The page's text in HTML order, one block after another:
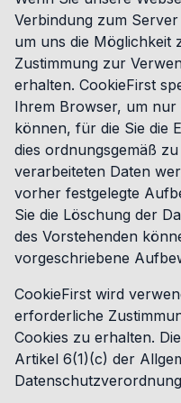
Verbindung zum
um uns die Möglichkeit
Zustimmung zur
erhalten. CookieFirst
Ihrem Browser, um nur
können, für die Sie die
dies ordnungsgemäß
verarbeiteten Daten
vorher festgelegte
Sie die Löschung der
des Vorstehenden
vorgeschriebene
CookieFirst wird
erforderliche
Cookies zu erhalten.
Artikel 6(1)(c) der